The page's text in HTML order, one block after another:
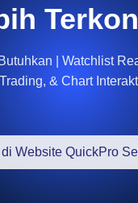
| Watchlist
Trading, & Chart
di Website QuickPro